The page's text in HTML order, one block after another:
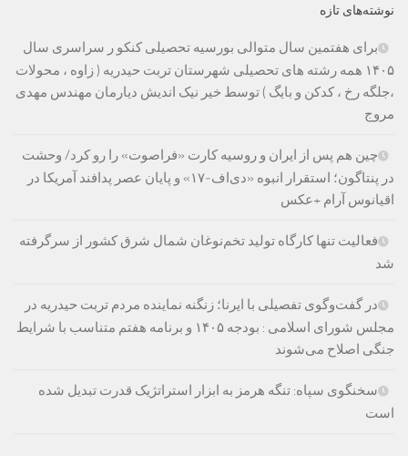
نوشته‌های تازه
برای هفتمین سال متوالی بورسیه تحصیلی کنکو ر سراسری سال
۱۴۰۵ همه رشته های تحصیلی شهرستان تربت حیدریه ( زاوه ، محولات
،جلگه رخ ، کدکن و بایگ ) توسط خیر نیک اندیش دیارمان مهندس مهدی
مروج
چین هم پس از ایران و روسیه کارت «فراصوت» را رو کرد/ وحشت
در پنتاگون؛ استقرار انبوه «دی‌اف‑۱۷» و پایان عصر پدافند آمریکا در
اقیانوس آرام +عکس
فعالیت تنها کارگاه تولید تخم‌نوغان شمال شرق کشور از سرگرفته
شد
در گفت‌وگوی تفصیلی با ایرنا؛ زنگنه نماینده مردم تربت حیدریه در
مجلس شورای اسلامی : بودجه ۱۴۰۵ و برنامه هفتم متناسب با شرایط
جنگی اصلاح می‌شوند
سخنگوی سپاه: تنگه هرمز به ابزار استراتژیک قدرت تبدیل شده
است